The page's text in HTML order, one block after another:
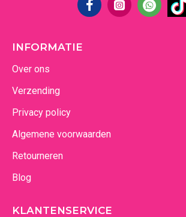
INFORMATIE
Over ons
Verzending
Privacy policy
Algemene voorwaarden
Retourneren
Blog
KLANTENSERVICE